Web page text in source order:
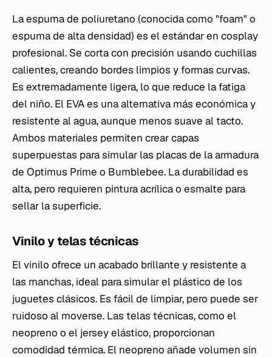
La espuma de poliuretano (conocida como "foam" o
espuma de alta densidad) es el estándar en cosplay
profesional. Se corta con precisión usando cuchillas
calientes, creando bordes limpios y formas curvas.
Es extremadamente ligera, lo que reduce la fatiga
del niño. El EVA es una alternativa más económica y
resistente al agua, aunque menos suave al tacto.
Ambos materiales permiten crear capas
superpuestas para simular las placas de la armadura
de Optimus Prime o Bumblebee. La durabilidad es
alta, pero requieren pintura acrílica o esmalte para
sellar la superficie.
Vinilo y telas técnicas
El vinilo ofrece un acabado brillante y resistente a
las manchas, ideal para simular el plástico de los
juguetes clásicos. Es fácil de limpiar, pero puede ser
ruidoso al moverse. Las telas técnicas, como el
neopreno o el jersey elástico, proporcionan
comodidad térmica. El neopreno añade volumen sin